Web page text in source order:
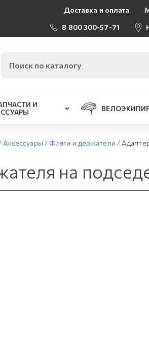
Доставка и оплата
8 800 300-57-71
И
Аксессуары / Фляги и держатели /
на